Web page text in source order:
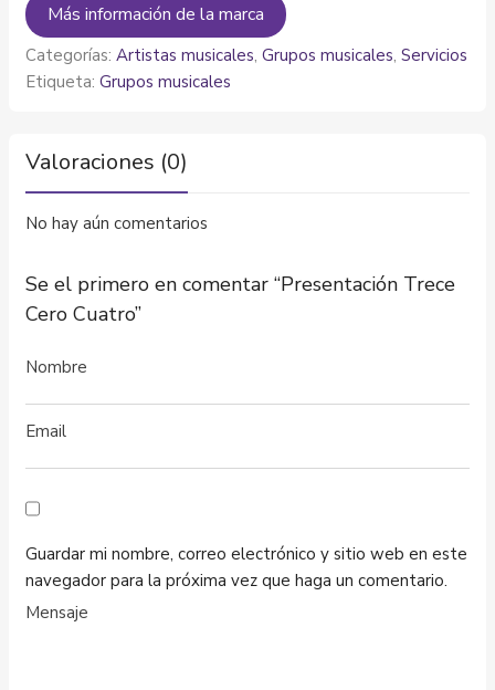
Más información de la marca
Categorías: Artistas musicales, Grupos musicales, Servicios
Etiqueta: Grupos musicales
Valoraciones (0)
No hay aún comentarios
Se el primero en comentar “Presentación Trece
Cero Cuatro”
Guardar mi nombre, correo electrónico y sitio web en este
navegador para la próxima vez que haga un comentario.